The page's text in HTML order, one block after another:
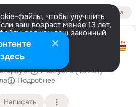
Войти
файлы, чтобы улучшить
ваш возраст менее 13 лет,
должен ваш законный
информации
Настроить
7 августа (46 лет)
Подробнее
Написать